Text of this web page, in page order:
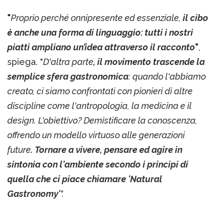
"Proprio perché onnipresente ed essenziale, il cibo
è anche una forma di linguaggio: tutti i nostri
piatti ampliano un’idea attraverso il racconto",
spiega. "D'altra parte, il movimento trascende la
semplice sfera gastronomica: quando l'abbiamo
creato, ci siamo confrontati con pionieri di altre
discipline come l'antropologia, la medicina e il
design. L'obiettivo? Demistificare la conoscenza,
offrendo un modello virtuoso alle generazioni
future. Tornare a vivere, pensare ed agire in
sintonia con l'ambiente secondo i principi di
quella che ci piace chiamare 'Natural
Gastronomy'".